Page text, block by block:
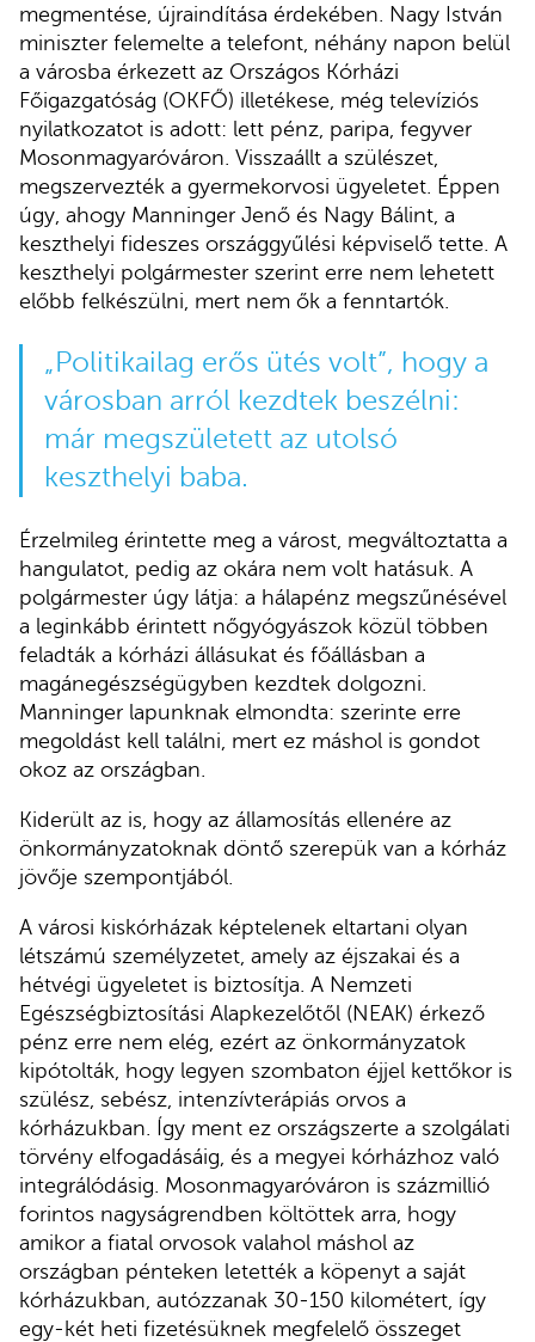
megmentése, újraindítása érdekében. Nagy István
miniszter felemelte a telefont, néhány napon belül
a városba érkezett az Országos Kórházi
Főigazgatóság (OKFŐ) illetékese, még televíziós
nyilatkozatot is adott: lett pénz, paripa, fegyver
Mosonmagyaróváron. Visszaállt a szülészet,
megszervezték a gyermekorvosi ügyeletet. Éppen
úgy, ahogy Manninger Jenő és Nagy Bálint, a
keszthelyi fideszes országgyűlési képviselő tette. A
keszthelyi polgármester szerint erre nem lehetett
előbb felkészülni, mert nem ők a fenntartók.
„Politikailag erős ütés volt”, hogy a
városban arról kezdtek beszélni:
már megszületett az utolsó
keszthelyi baba.
Érzelmileg érintette meg a várost, megváltoztatta a
hangulatot, pedig az okára nem volt hatásuk. A
polgármester úgy látja: a hálapénz megszűnésével
a leginkább érintett nőgyógyászok közül többen
feladták a kórházi állásukat és főállásban a
magánegészségügyben kezdtek dolgozni.
Manninger lapunknak elmondta: szerinte erre
megoldást kell találni, mert ez máshol is gondot
okoz az országban.
Kiderült az is, hogy az államosítás ellenére az
önkormányzatoknak döntő szerepük van a kórház
jövője szempontjából.
A városi kiskórházak képtelenek eltartani olyan
létszámú személyzetet, amely az éjszakai és a
hétvégi ügyeletet is biztosítja. A Nemzeti
Egészségbiztosítási Alapkezelőtől (NEAK) érkező
pénz erre nem elég, ezért az önkormányzatok
kipótolták, hogy legyen szombaton éjjel kettőkor is
szülész, sebész, intenzívterápiás orvos a
kórházukban. Így ment ez országszerte a szolgálati
törvény elfogadásáig, és a megyei kórházhoz való
integrálódásig. Mosonmagyaróváron is százmillió
forintos nagyságrendben költöttek arra, hogy
amikor a fiatal orvosok valahol máshol az
országban pénteken letették a köpenyt a saját
kórházukban, autózzanak 30-150 kilométert, így
egy-két heti fizetésüknek megfelelő összeget